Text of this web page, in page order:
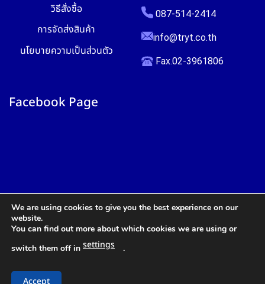
วิธีสั่งซื้อ
การจัดส่งสินค้า
นโยบายความเป็นส่วนตัว
087-514-2414
info@tryt.co.th
Fax.02-3961806
Facebook Page
We are using cookies to give you the best experience on our
website.
You can find out more about which cookies we are using or
switch them off in settings .
Accept